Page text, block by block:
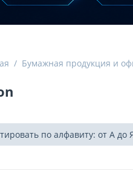
/ Бумажная продукция и
по алфавиту: от А до